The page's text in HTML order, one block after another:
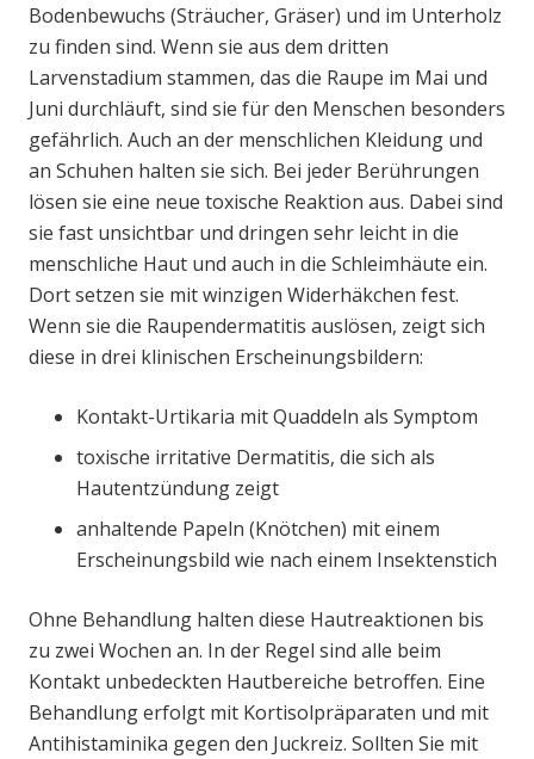
Bodenbewuchs (Sträucher, Gräser) und im Unterholz
zu finden sind. Wenn sie aus dem dritten
Larvenstadium stammen, das die Raupe im Mai und
Juni durchläuft, sind sie für den Menschen besonders
gefährlich. Auch an der menschlichen Kleidung und
an Schuhen halten sie sich. Bei jeder Berührungen
lösen sie eine neue toxische Reaktion aus. Dabei sind
sie fast unsichtbar und dringen sehr leicht in die
menschliche Haut und auch in die Schleimhäute ein.
Dort setzen sie mit winzigen Widerhäkchen fest.
Wenn sie die Raupendermatitis auslösen, zeigt sich
diese in drei klinischen Erscheinungsbildern:
Kontakt-Urtikaria mit Quaddeln als Symptom
toxische irritative Dermatitis, die sich als
Hautentzündung zeigt
anhaltende Papeln (Knötchen) mit einem
Erscheinungsbild wie nach einem Insektenstich
Ohne Behandlung halten diese Hautreaktionen bis
zu zwei Wochen an. In der Regel sind alle beim
Kontakt unbedeckten Hautbereiche betroffen. Eine
Behandlung erfolgt mit Kortisolpräparaten und mit
Antihistaminika gegen den Juckreiz. Sollten Sie mit